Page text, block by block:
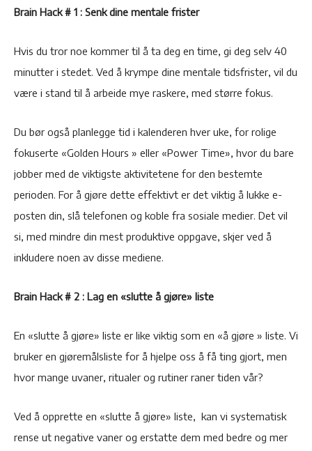
Brain Hack # 1 : Senk dine mentale frister
Hvis du tror noe kommer til å ta deg en time, gi deg selv 40
minutter i stedet. Ved å krympe dine mentale tidsfrister, vil du
være i stand til å arbeide mye raskere, med større fokus.
Du bør også planlegge tid i kalenderen hver uke, for rolige
fokuserte «Golden Hours » eller «Power Time», hvor du bare
jobber med de viktigste aktivitetene for den bestemte
perioden. For å gjøre dette effektivt er det viktig å lukke e-
posten din, slå telefonen og koble fra sosiale medier. Det vil
si, med mindre din mest produktive oppgave, skjer ved å
inkludere noen av disse mediene.
Brain Hack # 2 : Lag en «slutte å gjøre» liste
En «slutte å gjøre» liste er like viktig som en «å gjøre » liste. Vi
bruker en gjøremålsliste for å hjelpe oss å få ting gjort, men
hvor mange uvaner, ritualer og rutiner raner tiden vår?
Ved å opprette en «slutte å gjøre» liste, kan vi systematisk
rense ut negative vaner og erstatte dem med bedre og mer